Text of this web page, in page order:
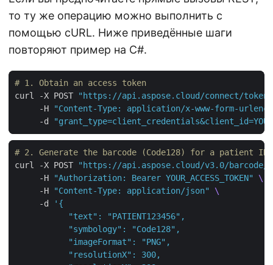
то ту же операцию можно выполнить с
помощью cURL. Ниже приведённые шаги
повторяют пример на C#.
# 1. Obtain an access token
curl -X POST
"https://api.aspose.cloud/connect/token"
     -H
"Content-Type: application/x-www-form-
     -d
# 2. Generate the barcode (Code128) for a patient ID
curl -X POST
"https://api.aspose.cloud/v3.0/barcode/
     -H
"Authorization: Bearer YOUR_ACCESS_TOKEN"
     -H
"Content-Type: application/json"
     -d